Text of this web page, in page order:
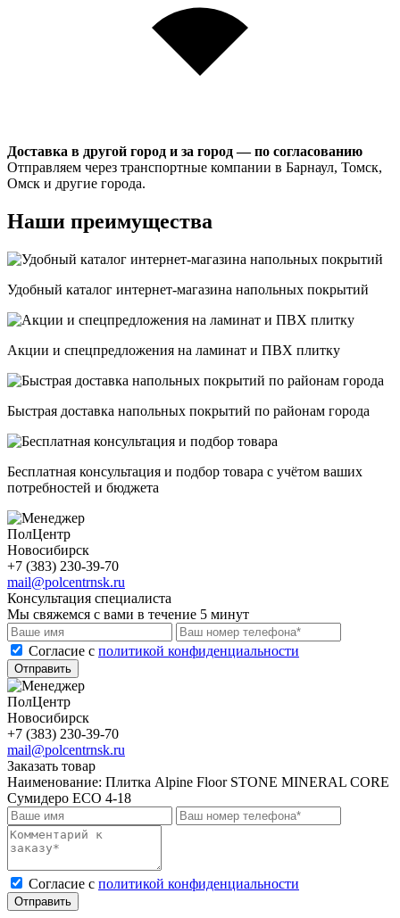
Доставка в другой город и за город — по согласованию
Отправляем через транспортные компании в Барнаул, Томск,
Омск и другие города.
Наши преимущества
Удобный каталог интернет-магазина напольных покрытий
Акции и спецпредложения на ламинат и ПВХ плитку
Быстрая доставка напольных покрытий по районам города
Бесплатная консультация и подбор товара с учётом ваших
потребностей и бюджета
ПолЦентр
Новосибирск
+7 (383) 230-39-70
mail@polcentrnsk.ru
Консультация специалиста
Мы свяжемся с вами в течение 5 минут
Cогласие с политикой конфиденциальности
Отправить
ПолЦентр
Новосибирск
+7 (383) 230-39-70
mail@polcentrnsk.ru
Заказать товар
Наименование: Плитка Alpine Floor STONE MINERAL CORE
Сумидеро ЕСО 4-18
Cогласие с политикой конфиденциальности
Отправить